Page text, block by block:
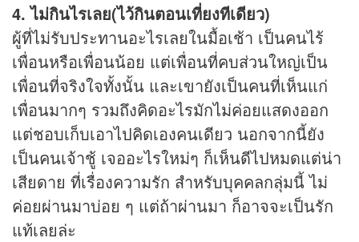
4. ไม่กินไรเลย(ไว้กินตอนเที่ยงทีเดียว)
ผู้ที่ไม่รับประทานอะไรเลยในมื้อเช้า เป็นคนไร้
เพื่อนหรือเพื่อนน้อย แต่เพื่อนที่คบส่วนใหญ่เป็น
เพื่อนที่จริงใจทั้งนั้น และเขายังเป็นคนที่เห็นแก่
เพื่อนมากๆ รวมถึงคิดอะไรมักไม่ค่อยแสดงออก
แต่ชอบเก็บเอาไปคิดเองคนเดียว นอกจากนี้ยัง
เป็นคนเจ้าชู้ เจออะไรใหม่ๆ ก็เห็นดีไปหมดแต่น่า
เสียดาย ที่เรื่องความรัก สำหรับบุคคลกลุ่มนี้ ไม่
ค่อยผ่านมาบ่อย ๆ แต่ถ้าผ่านมา ก็อาจจะเป็นรัก
แท้เลยล่ะ